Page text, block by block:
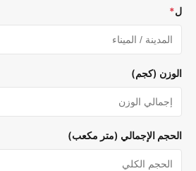
(كجم)
الإجمالي (متر مكعب)